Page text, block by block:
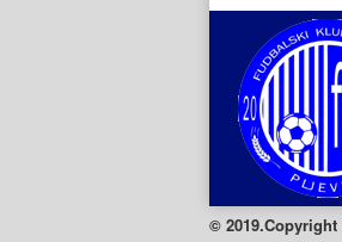
© 2019.Copyright